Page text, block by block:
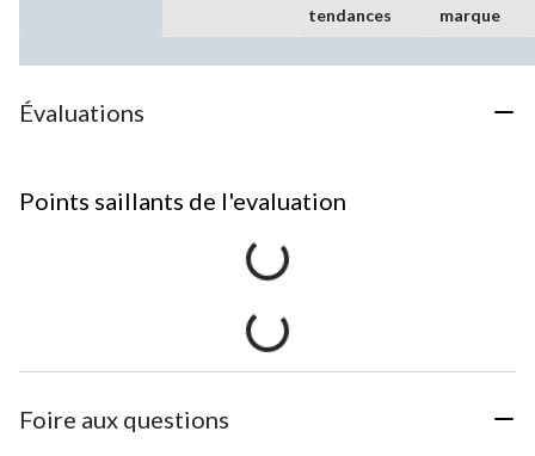
tendances
marque
Évaluations
Points saillants de l'evaluation
Foire aux questions